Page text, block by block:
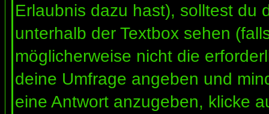
Erlaubnis dazu hast), solltest du
unterhalb der Textbox sehen
möglicherweise nicht die
deine Umfrage angeben und
eine Antwort anzugeben, klicke